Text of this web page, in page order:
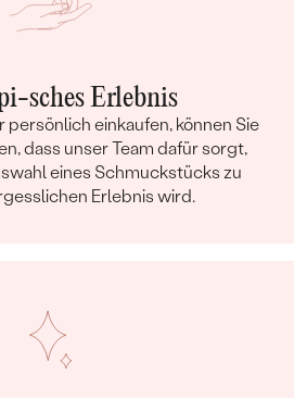
1.5 mm
G-H
Natürlich
sches Erlebnis
persönlich einkaufen, können Sie
dass unser Team dafür sorgt,
eines Schmuckstücks zu
Erlebnis wird.